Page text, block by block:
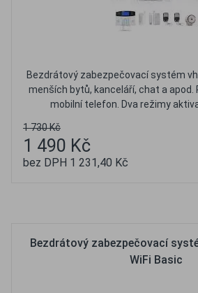
Bezdrátový zabezpečovací systém
menších bytů, kanceláří, chat a apod.
mobilní telefon. Dva režimy
1 730 Kč
1 490 Kč
bez DPH 1 231,40 Kč
Bezdrátový zabezpečovací
WiFi Basic